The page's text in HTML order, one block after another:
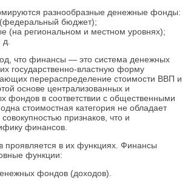
разнообразные денежные фонды:
бюджет);
(на региональном и местном уровнях);
что финансы — это система денежных
государственно-властную форму
перераспределение стоимости ВВП и
основе централизованных и
фондов в соответствии с общественными
стоимостная категория не обладает
признаков, что и
финансов.
проявляется в их функциях. Финансы
функции:
фондов (доходов).